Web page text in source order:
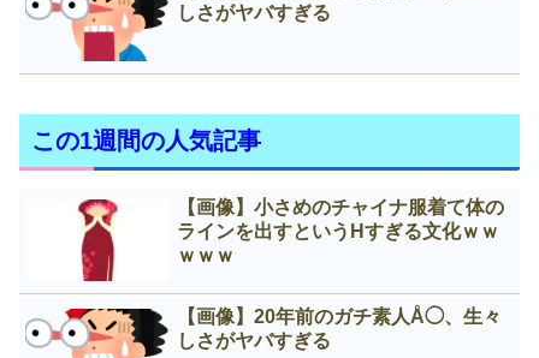
しさがヤバすぎる
この1週間の人気記事
【画像】小さめのチャイナ服着て体の
ラインを出すというНすぎる文化ｗｗ
ｗｗｗ
【画像】20年前のガチ素人Å◯、生々
しさがヤバすぎる